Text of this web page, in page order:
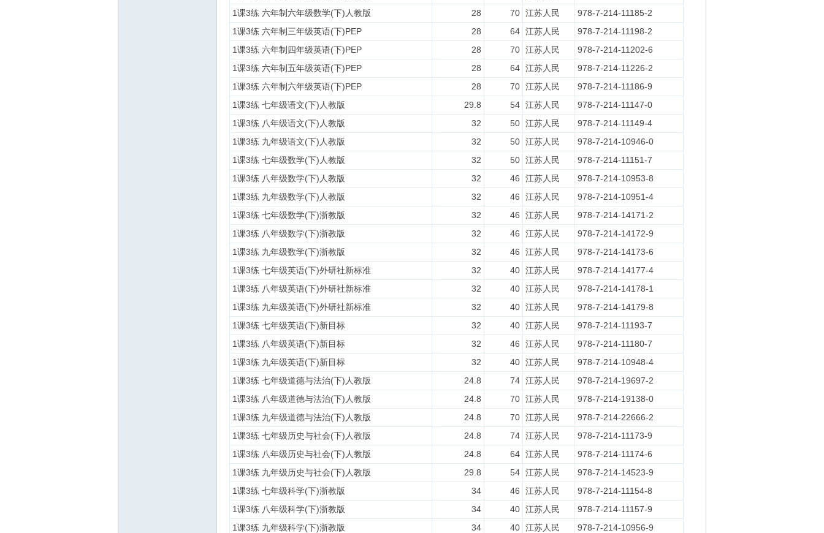
1课3练 六年制六年级数学(下)人教版
28 70 江苏人民
978-7-214-11185-2
1课3练 六年制三年级英语(下)PEP
28 64 江苏人民
978-7-214-11198-2
1课3练 六年制四年级英语(下)PEP
28 70 江苏人民
978-7-214-11202-6
1课3练 六年制五年级英语(下)PEP
28 64 江苏人民
978-7-214-11226-2
1课3练 六年制六年级英语(下)PEP
28 70 江苏人民
978-7-214-11186-9
1课3练 七年级语文(下)人教版
29.8 54 江苏人民
978-7-214-11147-0
1课3练 八年级语文(下)人教版
32 50 江苏人民
978-7-214-11149-4
1课3练 九年级语文(下)人教版
32 50 江苏人民
978-7-214-10946-0
1课3练 七年级数学(下)人教版
32 50 江苏人民
978-7-214-11151-7
1课3练 八年级数学(下)人教版
32 46 江苏人民
978-7-214-10953-8
1课3练 九年级数学(下)人教版
32 46 江苏人民
978-7-214-10951-4
1课3练 七年级数学(下)浙教版
32 46 江苏人民
978-7-214-14171-2
1课3练 八年级数学(下)浙教版
32 46 江苏人民
978-7-214-14172-9
1课3练 九年级数学(下)浙教版
32 46 江苏人民
978-7-214-14173-6
1课3练 七年级英语(下)外研社新标准
32 40 江苏人民
978-7-214-14177-4
1课3练 八年级英语(下)外研社新标准
32 40 江苏人民
978-7-214-14178-1
1课3练 九年级英语(下)外研社新标准
32 40 江苏人民
978-7-214-14179-8
1课3练 七年级英语(下)新目标
32 40 江苏人民
978-7-214-11193-7
1课3练 八年级英语(下)新目标
32 46 江苏人民
978-7-214-11180-7
1课3练 九年级英语(下)新目标
32 40 江苏人民
978-7-214-10948-4
1课3练 七年级道德与法治(下)人教版
24.8 74 江苏人民
978-7-214-19697-2
1课3练 八年级道德与法治(下)人教版
24.8 70 江苏人民
978-7-214-19138-0
1课3练 九年级道德与法治(下)人教版
24.8 70 江苏人民
978-7-214-22666-2
1课3练 七年级历史与社会(下)人教版
24.8 74 江苏人民
978-7-214-11173-9
1课3练 八年级历史与社会(下)人教版
24.8 64 江苏人民
978-7-214-11174-6
1课3练 九年级历史与社会(下)人教版
29.8 54 江苏人民
978-7-214-14523-9
1课3练 七年级科学(下)浙教版
34 46 江苏人民
978-7-214-11154-8
1课3练 八年级科学(下)浙教版
34 40 江苏人民
978-7-214-11157-9
1课3练 九年级科学(下)浙教版
34 40 江苏人民
978-7-214-10956-9